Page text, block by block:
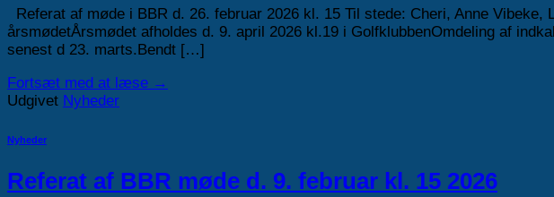
Referat af møde i BBR d. 26. februar 2026 kl. 15 Til stede: Cheri, Anne
årsmødetÅrsmødet afholdes d. 9. april 2026 kl.19 i GolfklubbenOmdeling af
senest d 23. marts.Bendt […]
Fortsæt med at læse →
Udgivet Nyheder
Nyheder
Referat af BBR møde d. 9. februar kl. 15 2026